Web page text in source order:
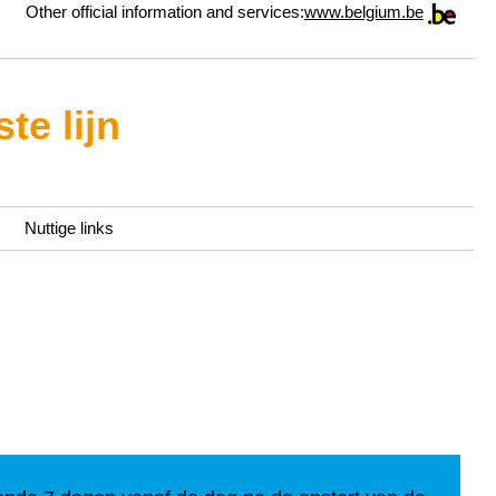
Other official information and services:www.belgium.be
lijn
Nuttige links